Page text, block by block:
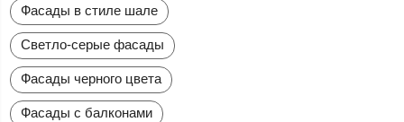
Фасады в стиле шале
Светло-серые фасады
Фасады черного цвета
Фасады с балконами